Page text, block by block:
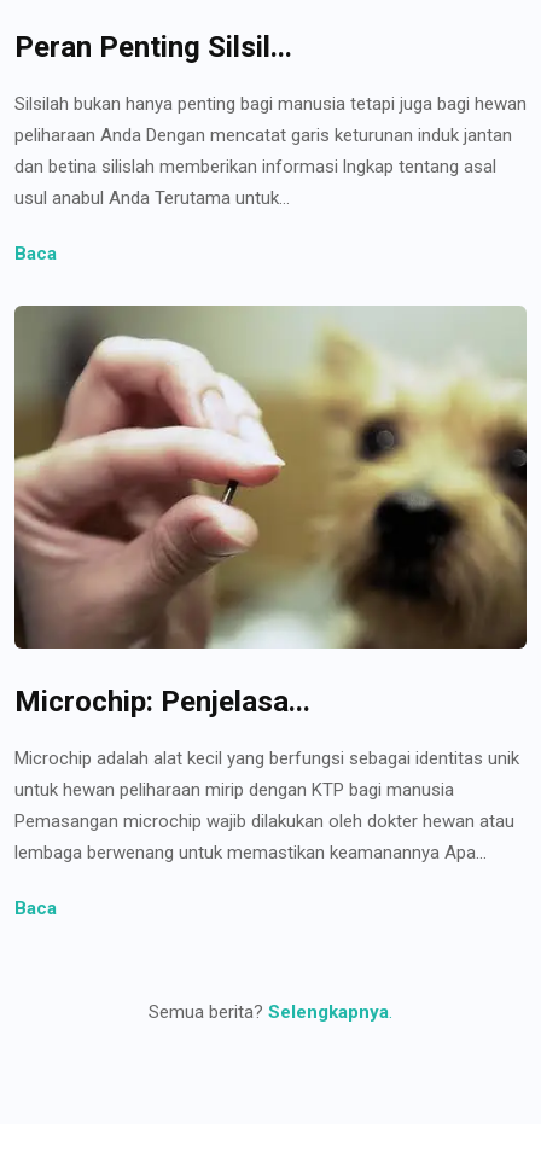
Peran Penting Silsil...
Silsilah bukan hanya penting bagi manusia tetapi juga bagi hewan
peliharaan Anda Dengan mencatat garis keturunan induk jantan
dan betina silislah memberikan informasi lngkap tentang asal
usul anabul Anda Terutama untuk...
Baca
Microchip: Penjelasa...
Microchip adalah alat kecil yang berfungsi sebagai identitas unik
untuk hewan peliharaan mirip dengan KTP bagi manusia
Pemasangan microchip wajib dilakukan oleh dokter hewan atau
lembaga berwenang untuk memastikan keamanannya Apa...
Baca
Semua berita? Selengkapnya